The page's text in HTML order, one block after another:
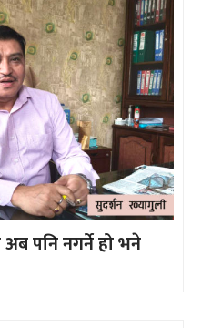
पनि नगर्ने हो भने